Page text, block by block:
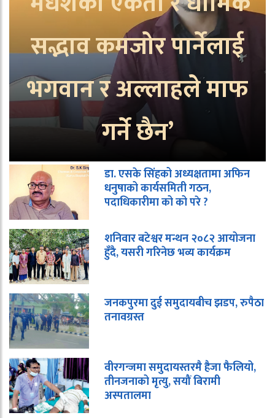
सद्भाव कमजोर पार्नेलाई
भगवान र अल्लाहले माफ
गर्ने छैन’
डा. एसके सिंहको अध्यक्षतामा अफिन
धनुषाको कार्यसमिती गठन,
पदाधिकारीमा को को परे ?
शनिवार बटेश्वर मन्थन २०८२ आयोजना
हुँदै, यसरी गरिनेछ भव्य कार्यक्रम
जनकपुरमा दुई समुदायबीच झडप, रुपैठा
तनावग्रस्त
वीरगन्जमा समुदायस्तरमै हैजा फैलियो,
तीनजनाको मृत्यु, सयौं बिरामी
अस्पतालमा